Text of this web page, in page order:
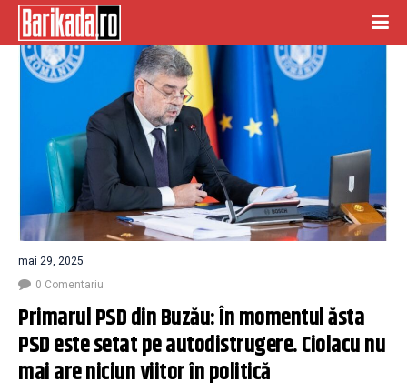
mai 29, 2025
0 Comentariu
Primarul PSD din Buzău: În momentul ăsta
PSD este setat pe autodistrugere. Ciolacu nu
mai are niciun viitor în politică